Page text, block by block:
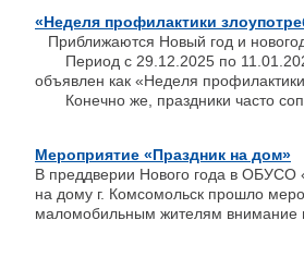
«Неделя профилактики
Приближаются Новый год и
Период с 29.12.2025 по
объявлен как «Неделя
Конечно же, праздники часто
Мероприятие «Праздник на дом»
В преддверии Нового года в ОБУСО
на дому г. Комсомольск прошло
маломобильным жителям